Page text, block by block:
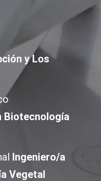
y Los
Biotecnología
Ingeniero/a
Vegetal